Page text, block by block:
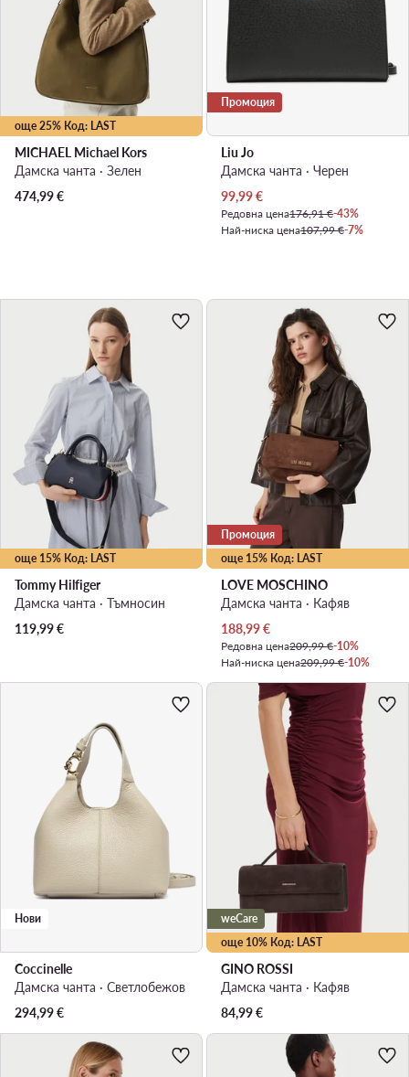
още 25% Код: LAST
MICHAEL Michael Kors
Дамска чанта · Зелен
474,99€
Промоция
Liu Jo
Дамска чанта · Черен
Актуална цена
99,99€
Редовна цена176,91 €-43%
Най-ниска цена107,99 €-7%
още 15% Код: LAST
Tommy Hilfiger
Дамска чанта · Тъмносин
119,99€
още 15% Код: LAST
Промоция
LOVE MOSCHINO
Дамска чанта · Кафяв
Актуална цена
188,99€
Редовна цена209,99 €-10%
Най-ниска цена209,99 €-10%
Нови
Coccinelle
Дамска чанта · Светлобежов
294,99€
още 10% Код: LAST
weCare
GINO ROSSI
Дамска чанта · Кафяв
84,99€